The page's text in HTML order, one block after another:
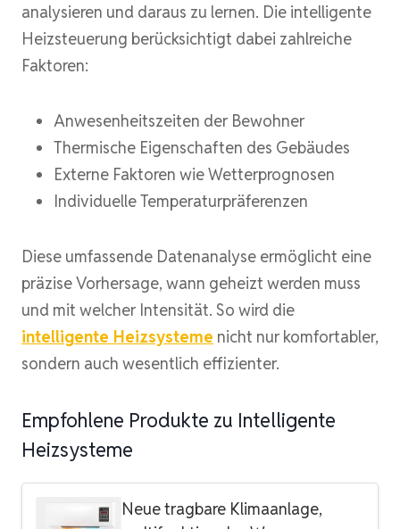
analysieren und daraus zu lernen. Die intelligente
Heizsteuerung berücksichtigt dabei zahlreiche
Faktoren:
Anwesenheitszeiten der Bewohner
Thermische Eigenschaften des Gebäudes
Externe Faktoren wie Wetterprognosen
Individuelle Temperaturpräferenzen
Diese umfassende Datenanalyse ermöglicht eine
präzise Vorhersage, wann geheizt werden muss
und mit welcher Intensität. So wird die
intelligente Heizsysteme nicht nur komfortabler,
sondern auch wesentlich effizienter.
Empfohlene Produkte zu Intelligente
Heizsysteme
Neue tragbare Klimaanlage,